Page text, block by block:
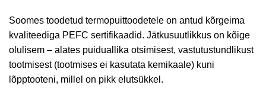
Soomes toodetud termopuittoodetele on antud kõrgeima
kvaliteediga PEFC sertifikaadid. Jätkusuutlikkus on kõige
olulisem – alates puiduallika otsimisest, vastutustundlikust
tootmisest (tootmises ei kasutata kemikaale) kuni
lõpptooteni, millel on pikk elutsükkel.